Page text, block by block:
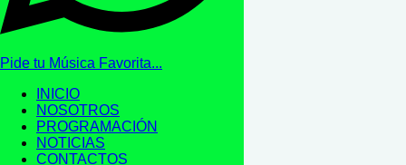
Pide tu Música Favorita...
INICIO
NOSOTROS
PROGRAMACIÓN
NOTICIAS
CONTACTOS